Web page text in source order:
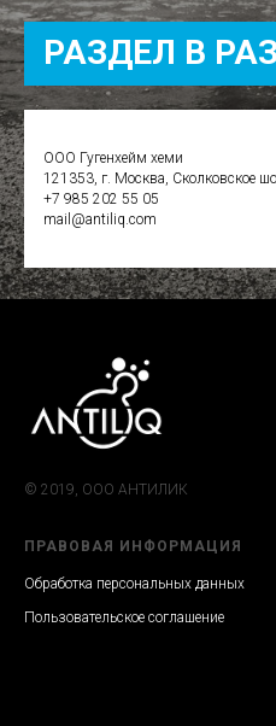
РАЗДЕЛ В
ООО Гугенхейм хеми
121353, г. Москва, Сколковское
+7 985 202 55 05
mail@antiliq.com
© 2019, ООО АНТИЛИК
ПРАВОВАЯ ИНФОРМАЦИЯ
Обработка персональных данных
Пользовательское соглашение